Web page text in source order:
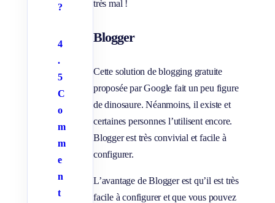
?
4
.
5
C
o
m
m
e
n
t
très mal !
Blogger
Cette solution de blogging gratuite
proposée par Google fait un peu figure
de dinosaure. Néanmoins, il existe et
certaines personnes l’utilisent encore.
Blogger est très convivial et facile à
configurer.
L’avantage de Blogger est qu’il est très
facile à configurer et que vous pouvez